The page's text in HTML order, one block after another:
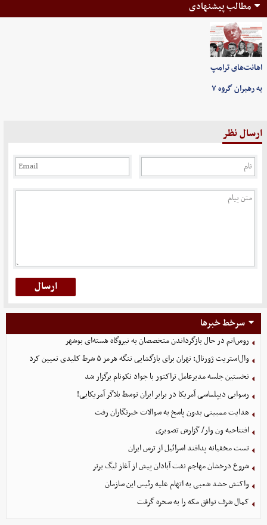
مطالب پیشنهادی
اهانت‌های ترامپ
به رهبران گروه ۷
ارسال نظر
سرخط خبرها
روس‌اتم در حال بازگرداندن متخصصان به نیروگاه هسته‌ای بوشهر
وال‌استریت ژورنال: تهران برای بازگشایی تنگه هرمز ۵ شرط کلیدی تعیین کرد
نخستین جلسه مدیرعامل تراکتور با جواد نکونام برگزار شد
رسوایی دیپلماسی آمریکا در برابر ایران توسط بلاگر آمریکایی!
هدایت ممبینی بدون پاسخ به سوالات خبرنگاران رفت
افتتاحیه ون وار/ گزارش تصویری
تست مخفیانه پدافند اسرائیل از ترس ایران
شروع درخشان مهاجم نفت آبادان پیش از آغاز لیگ برتر
واکنش حشد شعبی به اتهام‌ علیه رئیس این سازمان
کمال شرف توافق مکه را به سخره گرفت